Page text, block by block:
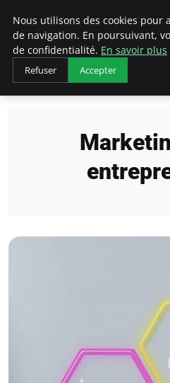
LECFCM
Accueil Marketing pour entrepreneurs
Nous utilisons des cookies pour
de navigation. En poursuivant,
de confidentialité. En savoir plus
Refuser Accepter